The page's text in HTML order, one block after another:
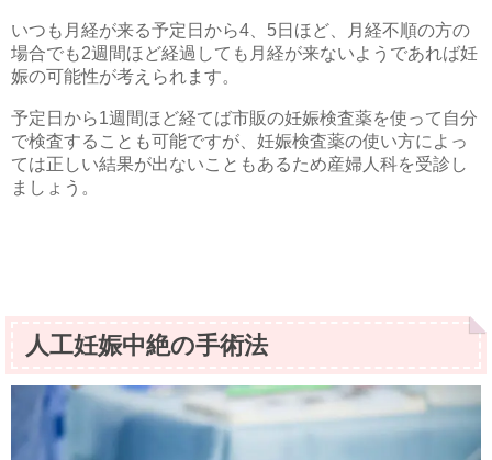
いつも月経が来る予定日から4、5日ほど、月経不順の方の
場合でも2週間ほど経過しても月経が来ないようであれば妊
娠の可能性が考えられます。
予定日から1週間ほど経てば市販の妊娠検査薬を使って自分
で検査することも可能ですが、妊娠検査薬の使い方によっ
ては正しい結果が出ないこともあるため産婦人科を受診し
ましょう。
人工妊娠中絶の手術法